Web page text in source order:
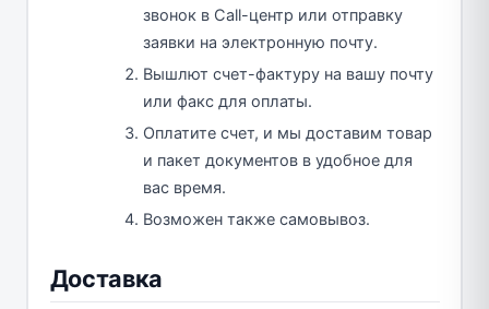
звонок в Call-центр или отправку
заявки на электронную почту.
Вышлют счет-фактуру на вашу почту
или факс для оплаты.
Оплатите счет, и мы доставим товар
и пакет документов в удобное для
вас время.
Возможен также самовывоз.
Доставка